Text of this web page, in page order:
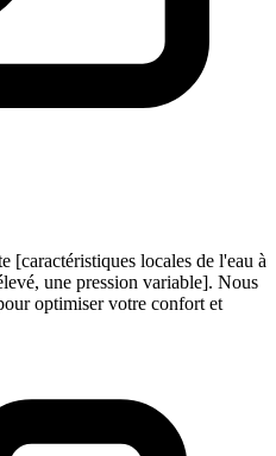
[caractéristiques locales de l'eau à
une pression variable]. Nous
optimiser votre confort et